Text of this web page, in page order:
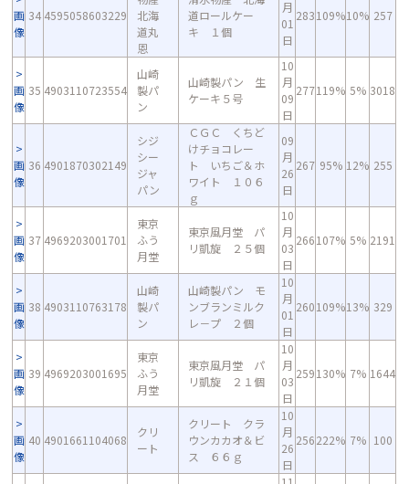
画
像
34 4595058603229
北海
道丸
恩
道ロールケー
キ １個
月
01
日
283109%10% 257
画
像
35 4903110723554
山崎
製パ
ン
山崎製パン 生
ケーキ５号
10
月
09
日
277119% 5% 3018
画
像
36 4901870302149
シジ
シー
ジャ
パン
ＣＧＣ くちど
けチョコレー
ト いちご＆ホ
ワイト １０６
ｇ
09
月
26
日
267 95% 12% 255
画
像
37 4969203001701
東京
ふう
月堂
東京風月堂 パ
リ凱旋 ２５個
10
月
03
日
266107% 5% 2191
画
像
38 4903110763178
山崎
製パ
ン
山崎製パン モ
ンブランミルク
レ－プ ２個
10
月
01
日
260109%13% 329
画
像
39 4969203001695
東京
ふう
月堂
東京風月堂 パ
リ凱旋 ２１個
10
月
03
日
259130% 7% 1644
画
像
40 4901661104068
クリ
ート
クリート クラ
ウンカカオ＆ビ
ス ６６ｇ
10
月
26
日
256222% 7% 100